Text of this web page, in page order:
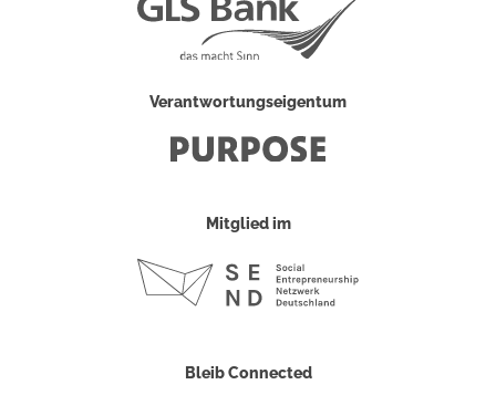
Verantwortungseigentum
Mitglied im
Bleib Connected